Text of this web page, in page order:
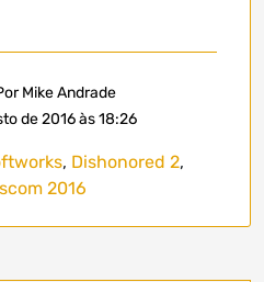
Mike Andrade
de 2016 às 18:26
, Dishonored 2,
2016